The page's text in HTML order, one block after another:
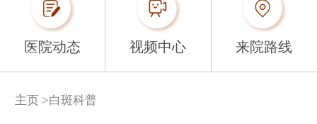
医院动态 视频中心 来院路线
主页 >白斑科普